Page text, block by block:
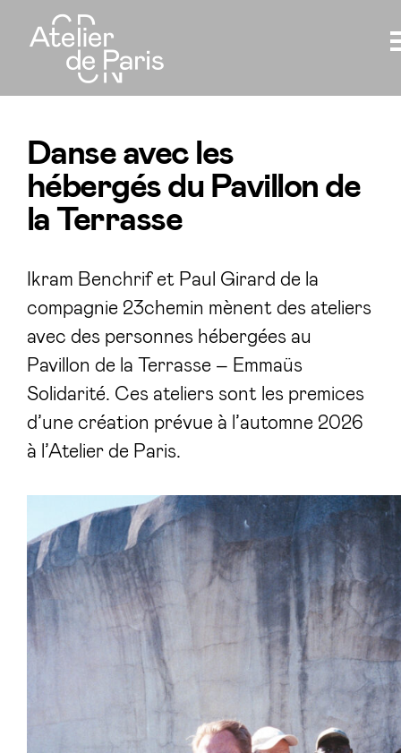
Danse avec les
hébergés du Pavillon de
la Terrasse
Ikram Benchrif et Paul Girard de la
compagnie 23chemin mènent des ateliers
avec des personnes hébergées au
Pavillon de la Terrasse – Emmaüs
Solidarité. Ces ateliers sont les premices
d’une création prévue à l’automne 2026
à l’Atelier de Paris.